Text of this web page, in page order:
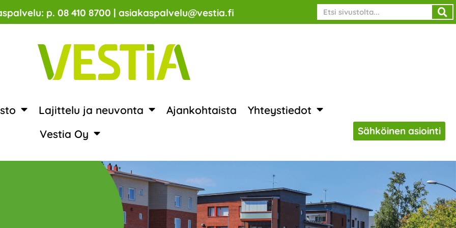
p. 08 410 8700 | asiakaspalvelu@vestia.fi Search
Lajittelu ja neuvonta Ajankohtaista
Yhteystiedot
Vestia Oy
Sähköinen asiointi